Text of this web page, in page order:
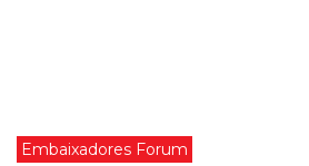
Embaixadores Forum